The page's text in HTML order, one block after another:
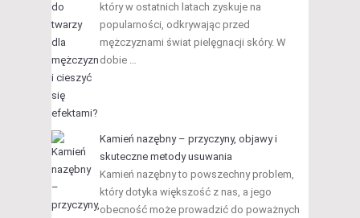
który w ostatnich latach zyskuje na
popularności, odkrywając przed
mężczyznami świat pielęgnacji skóry. W
dobie …
Kamień nazębny – przyczyny, objawy i
skuteczne metody usuwania
Kamień nazębny to powszechny problem,
który dotyka większość z nas, a jego
obecność może prowadzić do poważnych